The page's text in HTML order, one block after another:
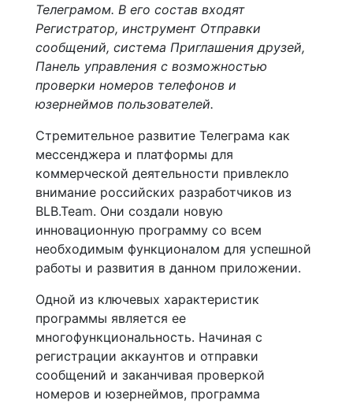
Телеграмом. В его состав входят
Регистратор, инструмент Отправки
сообщений, система Приглашения друзей,
Панель управления с возможностью
проверки номеров телефонов и
юзернеймов пользователей.
Стремительное развитие Телеграма как
мессенджера и платформы для
коммерческой деятельности привлекло
внимание российских разработчиков из
BLB.Team. Они создали новую
инновационную программу со всем
необходимым функционалом для успешной
работы и развития в данном приложении.
Одной из ключевых характеристик
программы является ее
многофункциональность. Начиная с
регистрации аккаунтов и отправки
сообщений и заканчивая проверкой
номеров и юзернеймов, программа